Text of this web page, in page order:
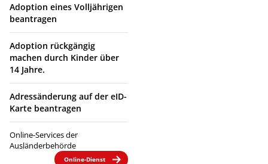
Adoption eines Volljährigen
beantragen
Adoption rückgängig
machen durch Kinder über
14 Jahre.
Adressänderung auf der eID-
Karte beantragen
Online-Services der
Ausländerbehörde
Online-Dienst